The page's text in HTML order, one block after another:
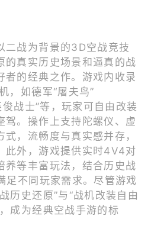
二战为背景的3D空战竞技
的真实历史场景和逼真的战
者的经典之作。游戏内收录
，如德军“屠夫鸟”
战士”等，玩家可自由改装
驾。操作上支持陀螺仪、虚
，流畅度与真实感并存，
此外，游戏提供实时4V4对
养等丰富玩法，结合历史战
足不同玩家需求。尽管游戏
历史还原”与“战机改装自由
成为经典空战手游的标